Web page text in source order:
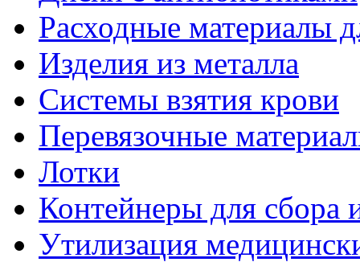
Расходные материалы
Изделия из металла
Системы взятия крови
Перевязочные
Лотки
Контейнеры для сбора
Утилизация